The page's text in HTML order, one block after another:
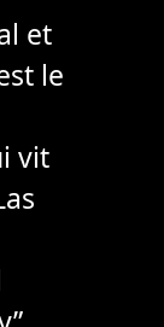
et
le
vit